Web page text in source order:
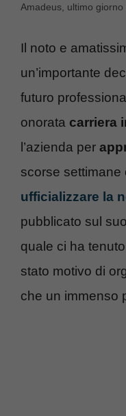
Amadeus, ultimo
Il noto e
un’importante
futuro
onorata carriera
l’azienda per
scorse settimane
ufficializzare la
pubblicato sul
quale ci ha
stato motivo di
che un immenso